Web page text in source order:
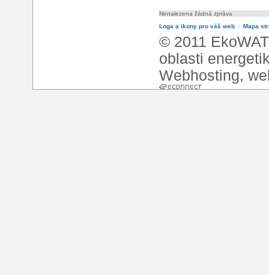
Nenalezena žádná zpráva
Loga a ikony pro váš web l Mapa
© 2011
oblasti
Webhosting,